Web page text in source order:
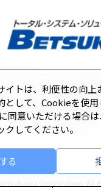
石川県白山市漆島
Tel 076-277-6700（代
Fax 076-277-6731
イトは、利便性の向上
として、Cookieを使用
同意いただける場合は
してください。
る